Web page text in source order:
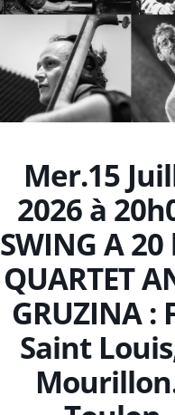
Mer.15
2026 à
SWING A 20
QUARTET
GRUZINA :
Saint